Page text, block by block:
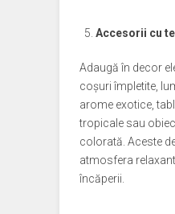
Accesorii cu
Adaugă în decor
coșuri împletite,
arome exotice,
tropicale sau
colorată. Aceste
atmosfera
încăperii.